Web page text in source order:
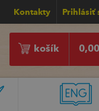
Kontakty Prihlásiť
0,00
košík